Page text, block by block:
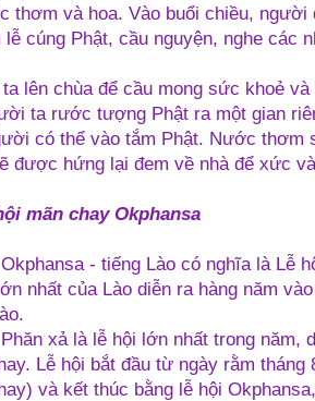
thơm và hoa. Vào buổi chiều, người
lễ cúng Phật, cầu nguyện, nghe các
lên chùa để cầu mong sức khoẻ
ta rước tượng Phật ra một gian
có thể vào tắm Phật. Nước
được hứng lại đem về nhà để xức
mãn chay Okphansa
- tiếng Lào có nghĩa là Lễ
nhất của Lào diễn ra hàng năm
xả là lễ hội lớn nhất trong năm,
Lễ hội bắt đầu từ ngày rằm tháng
và kết thúc bằng lễ hội